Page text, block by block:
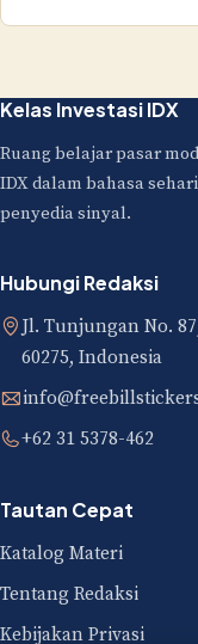
Kelas Investasi IDX
Ruang belajar pasar
IDX dalam bahasa
penyedia sinyal.
Hubungi Redaksi
Jl. Tunjungan No.
60275, Indonesia
+62 31 5378-462
Tautan Cepat
Katalog Materi
Tentang Redaksi
Kebijakan Privasi